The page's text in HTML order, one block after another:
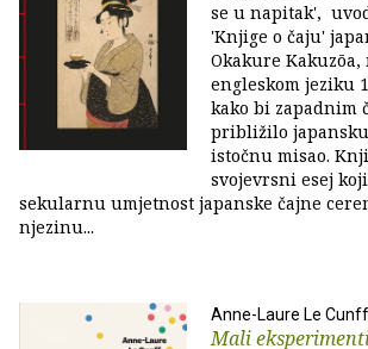
se u napitak',
'Knjige o čaju'
Okakure
engleskom jeziku
kako bi zapadnim
približilo
istočnu misao.
svojevrsni esej
sekularnu umjetnost japanske čajne
njezinu...
Anne-Laure Le Cunff
Mali